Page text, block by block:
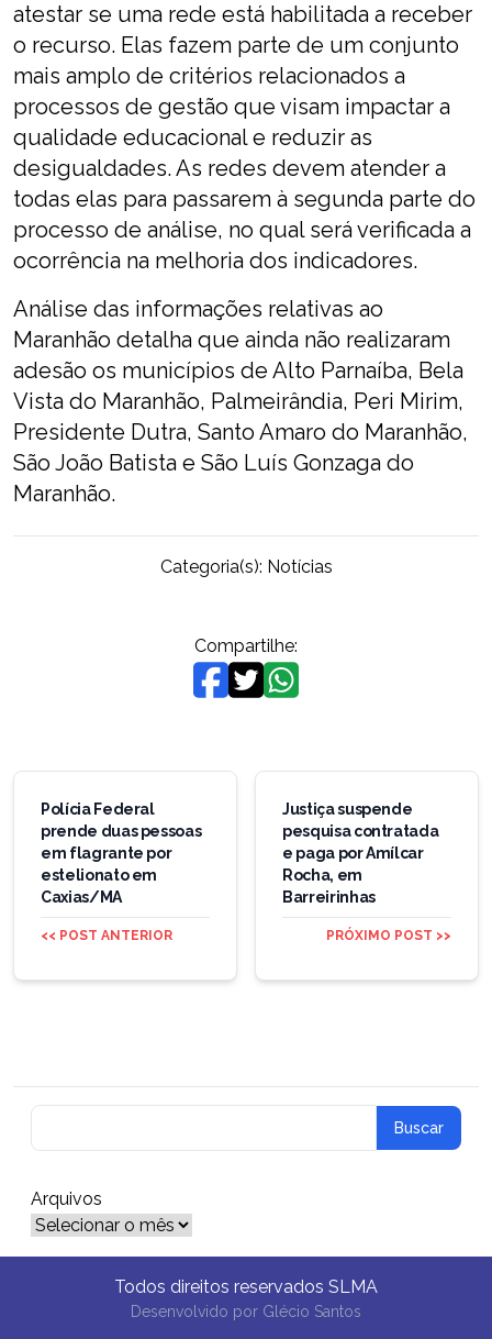
atestar se uma rede está habilitada a receber
o recurso. Elas fazem parte de um conjunto
mais amplo de critérios relacionados a
processos de gestão que visam impactar a
qualidade educacional e reduzir as
desigualdades. As redes devem atender a
todas elas para passarem à segunda parte do
processo de análise, no qual será verificada a
ocorrência na melhoria dos indicadores.
Análise das informações relativas ao
Maranhão detalha que ainda não realizaram
adesão os municípios de Alto Parnaíba, Bela
Vista do Maranhão, Palmeirândia, Peri Mirim,
Presidente Dutra, Santo Amaro do Maranhão,
São João Batista e São Luís Gonzaga do
Maranhão.
Categoria(s): Notícias
Compartilhe:
Navegação
Post
Polícia Federal
prende duas pessoas
em flagrante por
estelionato em
Caxias/MA
<< POST ANTERIOR
Justiça suspende
pesquisa contratada
e paga por Amílcar
Rocha, em
Barreirinhas
PRÓXIMO POST >>
Arquivos
Arquivos
Todos direitos reservados SLMA
Desenvolvido por Glécio Santos